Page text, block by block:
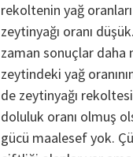
rekoltenin yağ
zeytinyağı oranı
zaman sonuçlar daha
zeytindeki yağ
de zeytinyağı
doluluk oranı olmuş
gücü maalesef yok.